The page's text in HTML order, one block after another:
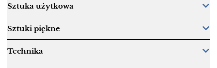
Sztuka użytkowa
Sztuki piękne
Technika